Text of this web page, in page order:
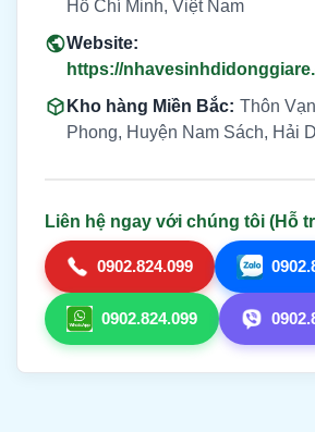
Hồ Chí Minh, Việt Nam
Website:
https://
Kho hàng Miền Bắc: Thôn
Phong, Huyện Nam Sách, Hải
Liên hệ ngay với chúng tôi (Hỗ
0902.824.099
0902.824.099